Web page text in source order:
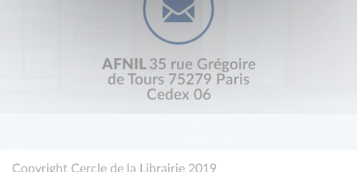
AFNIL 35 rue Grégoire
de Tours 75279 Paris
Cedex 06
Copyright Cercle de la Librairie 2019